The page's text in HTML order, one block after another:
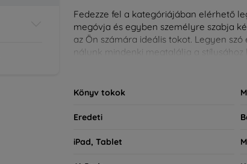
Fedezze fel a kategóriájában elérhető
megóvja és egyben személyre szabja
az Ön számára ideális tokot. Legyen
nálunk mindenki megtalálja a
Könyv tokok
Eredeti
iPad, Tablet